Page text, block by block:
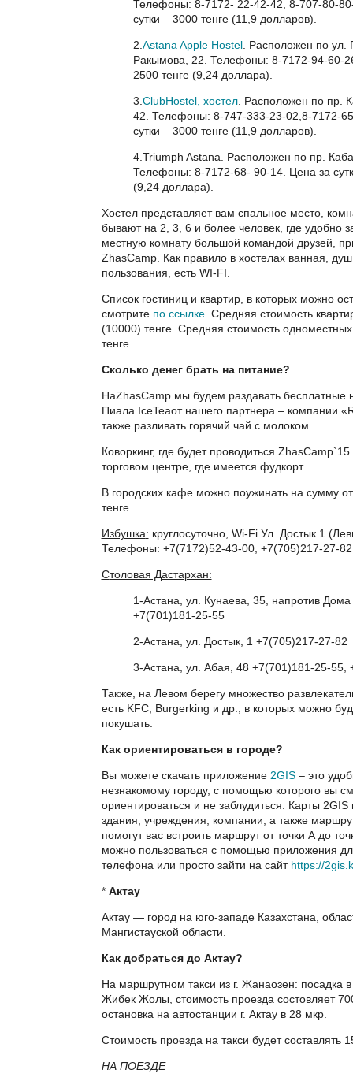
Телефоны: 8-7172- 22-42-42, 8-707-80-
сутки – 3000 тенге (11,9 долларов).
2. Astana Apple Hostel. Расположен по ул.
Ракымова, 22. Телефоны: 8-7172-94-60-
2500 тенге (9,24 доллара).
3. ClubHostel, хостел. Расположен по пр.
42. Телефоны: 8-747-333-23-02,8-7172-
сутки – 3000 тенге (11,9 долларов).
4.Triumph Astana. Расположен по пр.
Телефоны: 8-7172-68- 90-14. Цена за
(9,24 доллара).
Хостел представляет вам спальное место,
бывают на 2, 3, 6 и более человек, где удобно
местную комнату большой командой друзей,
ZhasCamp. Как правило в хостелах ванная,
пользования, есть WI-FI.
Список гостиниц и квартир, в которых можно
смотрите по ссылке. Средняя стоимость
(10000) тенге. Средняя стоимость
тенге.
Сколько денег брать на питание?
НаZhasCamp мы будем раздавать бесплатные
Пиала IceTeaот нашего партнера – компании
также разливать горячий чай с молоком.
Коворкинг, где будет проводиться
торговом центре, где имеется фудкорт.
В городских кафе можно поужинать на сумму
тенге.
Избушка: круглосуточно, Wi-Fi Ул. Достык 1
Телефоны: +7(7172)52-43-00, +7(705)217-27-
Столовая Дастархан:
1-Астана, ул. Кунаева, 35, напротив Дома
+7(701)181-25-55
2-Астана, ул. Достык, 1 +7(705)217-27-82
3-Астана, ул. Абая, 48 +7(701)181-25-55,
Также, на Левом берегу множество
есть KFC, Burgerking и др., в которых можно
покушать.
Как ориентироваться в городе?
Вы можете скачать приложение 2GIS– это
незнакомому городу, с помощью которого вы
ориентироваться и не заблудиться. Карты
здания, учреждения, компании, а также
помогут вас встроить маршрут от точки А до
можно пользоваться с помощью приложения
телефона или просто зайти на сайт https://
* Актау
Актау — город на юго-западе Казахстана,
Мангистауской области.
Как добраться до Актау?
На маршрутном такси из г. Жанаозен: посадка
Жибек Жолы, стоимость проезда состовляет
остановка на автостанции г. Актау в 28 мкр.
Стоимость проезда на такси будет составлять
НА ПОЕЗДЕ